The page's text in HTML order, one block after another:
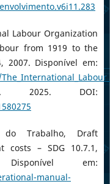
Labour Organization
from 1919 to the
2007. Disponível em:
2025. DOI:
do Trabalho, Draft
costs – SDG 10.7.1,
em:
manual-